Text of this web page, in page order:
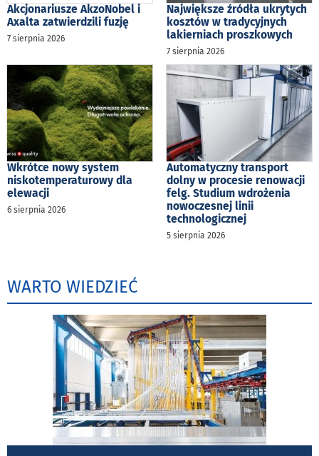
Akcjonariusze AkzoNobel i
Axalta zatwierdzili fuzję
7 sierpnia 2026
Największe źródła ukrytych
kosztów w tradycyjnych
lakierniach proszkowych
7 sierpnia 2026
Wkrótce nowy system
niskotemperaturowy dla
elewacji
6 sierpnia 2026
Automatyczny transport
dolny w procesie renowacji
felg. Studium wdrożenia
nowoczesnej linii
technologicznej
5 sierpnia 2026
WARTO WIEDZIEĆ